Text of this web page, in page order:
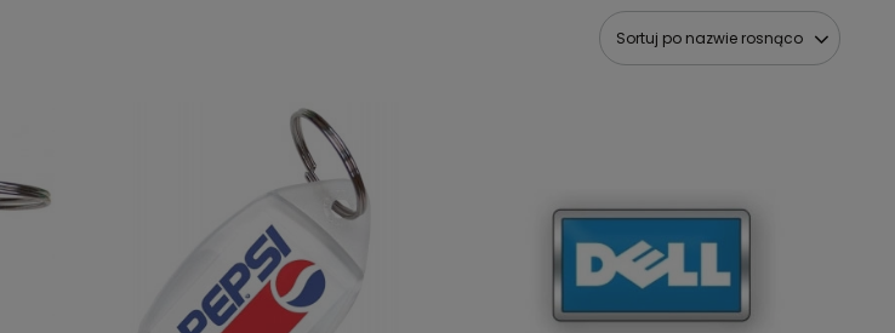
Sortuj po nazwie rosnąco